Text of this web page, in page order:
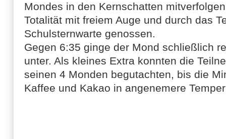
Mondes in den Kernschatten
Totalität mit freiem Auge und durch das
Schulsternwarte genossen.
Gegen 6:35 ginge der Mond schließlich
unter. Als kleines Extra konnten die
seinen 4 Monden begutachten, bis die
Kaffee und Kakao in angenemere